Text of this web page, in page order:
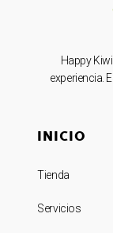
Happy
experiencia.
INICIO
Tienda
Servicios